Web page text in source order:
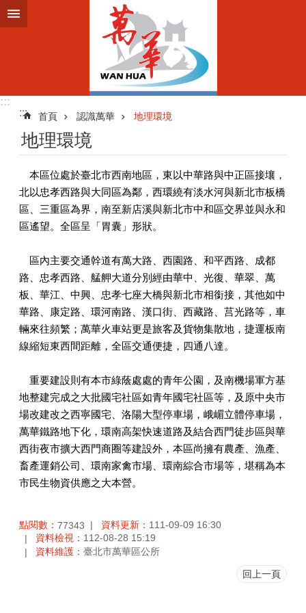
跳到主要內容區塊
:::
:::
首頁 認識萬華 地理環境
地理環境
本區位處於臺北市西南地區，東以中華路與中正區接壤，
北以忠孝西路與大同區為鄰，西環繞有淡水河與新北市板橋
區、三重區為界，南至新店溪與新北市中和區交界並與永和
區遙望。全區呈「胃囊」形狀。
區內主要交通幹道有萬大路、西園路、和平西路、成都
路、忠孝西路、艋舺大道分別經由華中、光復、華翠、萬
板、華江、中興、忠孝七座大橋與新北市相銜接，其他如中
華路、康定路、環河南路、漢口街、西藏路、莒光路等，車
輛來往頻繁；萬華火車站更是旅客及貨物集散地，捷運板南
線縮短東西間距離，全區交通便捷，四通八達。
重要建設則有本市綠蔭處處的青年公園，及南機場軍方基
地整建完成之大批國宅社區如青年國宅社區等，及原中央市
場改建改之西寧國宅、洛陽大型停車場，峨嵋立體停車場，
萬華鐵路地下化，環南高架快速道路及結合西門徒步區與華
西街夜市擴大西門商圈等建設外，本區尚擁有農產、漁產、
畜產運銷公司、環南家禽市場、環南綜合市場等，堪稱為本
市民生物資供應之大本營。
點閱數： 77343 資料更新： 111-09-09 16:30
資料檢視： 112-08-28 15:19
資料維護： 臺北市萬華區公所
回上一頁